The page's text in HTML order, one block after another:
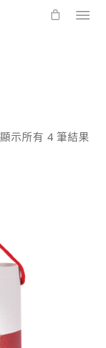
顯示所有 4 筆結果